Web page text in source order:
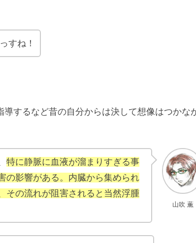
すね！
するなど昔の自分からは決して想像はつかな
山吹 薫
特に静脈に血液が溜まりすぎる事
の影響がある。内臓から集められ
その流れが阻害されると当然浮腫